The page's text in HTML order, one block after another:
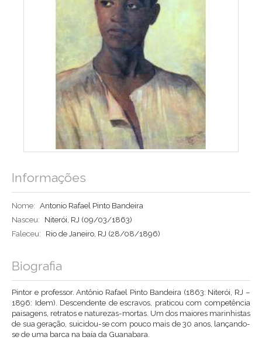
Informações
Nome: Antonio Rafael Pinto Bandeira
Nasceu:
Niterói, RJ (09/03/1863)
Faleceu:
Rio de Janeiro, RJ (28/08/1896)
Biografia
Pintor e professor. Antônio Rafael Pinto Bandeira (1863: Niterói, RJ –
1896: Idem). Descendente de escravos, praticou com competência
paisagens, retratos e naturezas-mortas. Um dos maiores marinhistas
de sua geração, suicidou-se com pouco mais de 30 anos, lançando-
se de uma barca na baía da Guanabara.